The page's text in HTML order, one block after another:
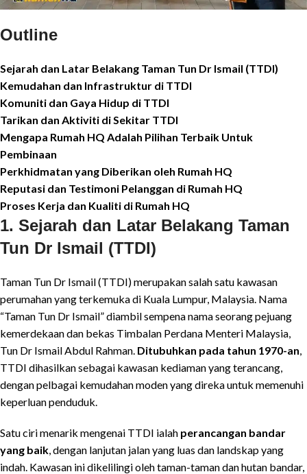
Outline
Sejarah dan Latar Belakang Taman Tun Dr Ismail (TTDI)
Kemudahan dan Infrastruktur di TTDI
Komuniti dan Gaya Hidup di TTDI
Tarikan dan Aktiviti di Sekitar TTDI
Mengapa Rumah HQ Adalah Pilihan Terbaik Untuk
Pembinaan
Perkhidmatan yang Diberikan oleh Rumah HQ
Reputasi dan Testimoni Pelanggan di Rumah HQ
Proses Kerja dan Kualiti di Rumah HQ
1. Sejarah dan Latar Belakang Taman
Tun Dr Ismail (TTDI)
Taman Tun Dr Ismail (TTDI) merupakan salah satu kawasan
perumahan yang terkemuka di Kuala Lumpur, Malaysia. Nama
“Taman Tun Dr Ismail” diambil sempena nama seorang pejuang
kemerdekaan dan bekas Timbalan Perdana Menteri Malaysia,
Tun Dr Ismail Abdul Rahman. Ditubuhkan pada tahun 1970-an
TTDI dihasilkan sebagai kawasan kediaman yang terancang,
dengan pelbagai kemudahan moden yang direka untuk memenuhi
keperluan penduduk.
Satu ciri menarik mengenai TTDI ialah perancangan bandar
yang baik , dengan lanjutan jalan yang luas dan landskap yang
indah. Kawasan ini dikelilingi oleh taman-taman dan hutan bandar,